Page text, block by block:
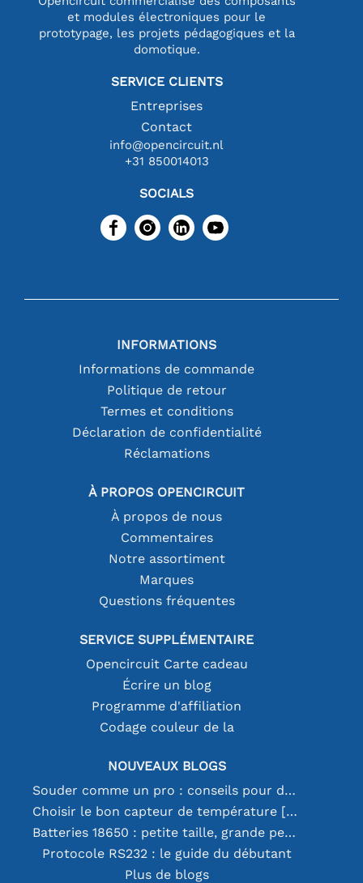
et modules électroniques pour le
prototypage, les projets pédagogiques et la
domotique.
SERVICE CLIENTS
Entreprises
Contact
info@opencircuit.nl
+31 850014013
SOCIALS
INFORMATIONS
Informations de commande
Politique de retour
Termes et conditions
Déclaration de confidentialité
Réclamations
À PROPOS OPENCIRCUIT
À propos de nous
Commentaires
Notre assortiment
Marques
Questions fréquentes
SERVICE SUPPLÉMENTAIRE
Opencircuit Carte cadeau
Écrire un blog
Programme d'affiliation
Codage couleur de la
NOUVEAUX BLOGS
Souder comme un pro : conseils pour des connexions électroniques parfaites
Choisir le bon capteur de température [youtube]
Batteries 18650 : petite taille, grande performance
Protocole RS232 : le guide du débutant
Plus de blogs